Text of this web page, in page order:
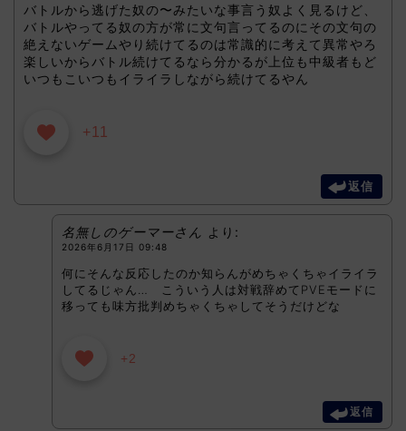
バトルから逃げた奴の〜みたいな事言う奴よく見るけど、
バトルやってる奴の方が常に文句言ってるのにその文句の
絶えないゲームやり続けてるのは常識的に考えて異常やろ
楽しいからバトル続けてるなら分かるが上位も中級者もど
いつもこいつもイライラしながら続けてるやん
+11
返信
名無しのゲーマーさん より:
2026年6月17日 09:48
何にそんな反応したのか知らんがめちゃくちゃイライラ
してるじゃん… こういう人は対戦辞めてPVEモードに
移っても味方批判めちゃくちゃしてそうだけどな
+2
返信